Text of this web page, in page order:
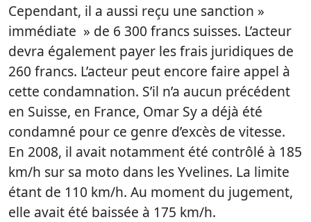
Cependant, il a aussi reçu une sanction »
immédiate » de 6 300 francs suisses. L’acteur
devra également payer les frais juridiques de
260 francs. L’acteur peut encore faire appel à
cette condamnation. S’il n’a aucun précédent
en Suisse, en France, Omar Sy a déjà été
condamné pour ce genre d’excès de vitesse.
En 2008, il avait notamment été contrôlé à 185
km/h sur sa moto dans les Yvelines. La limite
étant de 110 km/h. Au moment du jugement,
elle avait été baissée à 175 km/h.